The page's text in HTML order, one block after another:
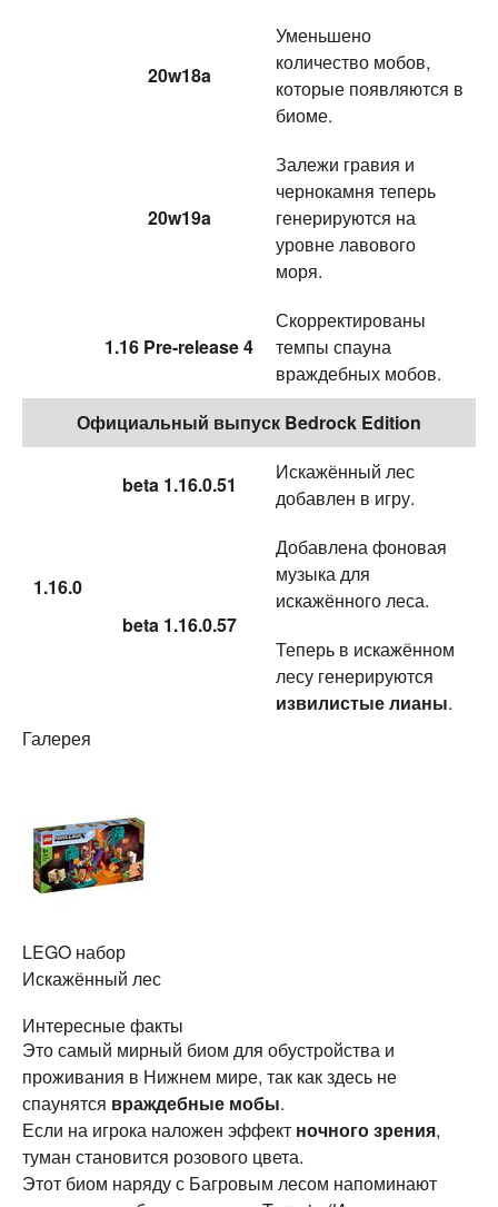
20w18a
Уменьшено
количество мобов,
которые появляются в
биоме.
20w19a
Залежи гравия и
чернокамня теперь
генерируются на
уровне лавового
моря.
1.16 Pre-release 4
Скорректированы
темпы спауна
враждебных мобов.
Официальный выпуск Bedrock Edition
1.16.0
beta 1.16.0.51
Искажённый лес
добавлен в игру.
beta 1.16.0.57
Добавлена фоновая
музыка для
искажённого леса.
Теперь в искажённом
лесу генерируются
извилистые лианы.
Галерея
LEGO набор
Искажённый лес
Интересные факты
Это самый мирный биом для обустройства и
проживания в Нижнем мире, так как здесь не
спаунятся враждебные мобы.
Если на игрока наложен эффект ночного зрения,
туман становится розового цвета.
Этот биом наряду с Багровым лесом напоминают